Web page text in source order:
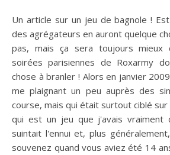
Un article sur un jeu de bagnole ! Est-ce que les lecteurs
des agrégateurs en auront quelque
pas, mais ça sera toujours
soirées parisiennes de Roxarmy
chose à branler ! Alors en janvier
me plaignant un peu auprès des
course, mais qui était surtout ciblé
qui est un jeu que j'avais vraiment
suintait l'ennui et, plus
souvenez quand vous aviez été 14